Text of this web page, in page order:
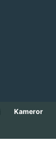
Kameror